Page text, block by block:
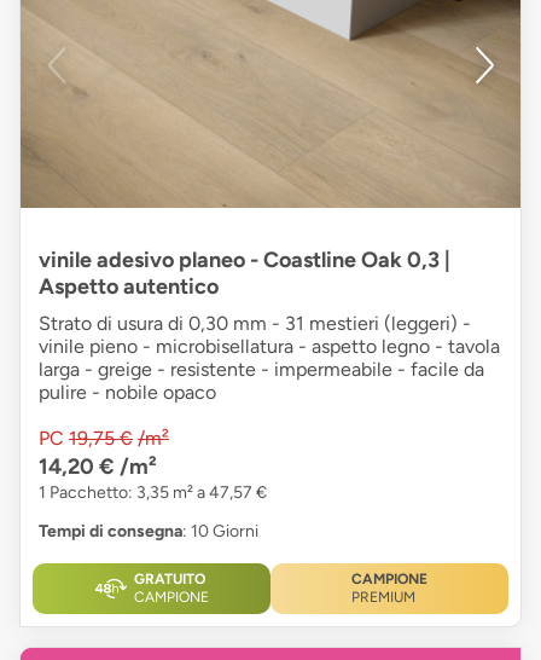
vinile adesivo planeo - Coastline Oak 0,3 |
Aspetto autentico
Strato di usura di 0,30 mm - 31 mestieri (leggeri) -
vinile pieno - microbisellatura - aspetto legno - tavola
larga - greige - resistente - impermeabile - facile da
pulire - nobile opaco
PC 19,75 € /m²
14,20 € /m²
1 Pacchetto: 3,35 m² a 47,57 €
Tempi di consegna: 10 Giorni
GRATUITO
CAMPIONE
CAMPIONE
PREMIUM